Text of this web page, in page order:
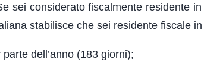
sei considerato fiscalmente residente
stabilisce che sei residente fiscale
dell’anno (183 giorni);